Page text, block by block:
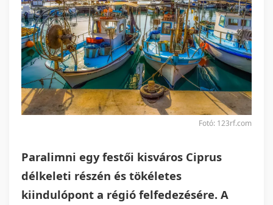
Fotó: 123rf.com
Paralimni egy festői kisváros Ciprus
délkeleti részén és tökéletes
kiindulópont a régió felfedezésére. A